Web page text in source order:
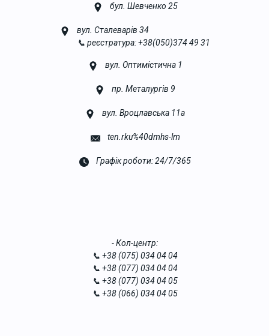
бул. Шевченко 25
вул. Сталеварів 34
📞 реєстратура: +38(050)374 49 31
вул. Оптимістична 1
пр. Металургів 9
вул. Вроцлавська 11а
ten.rku%40dmhs-lm
Графік роботи: 24/7/365
- Кол-центр:
📞 +38 (075) 034 04 04
📞 +38 (077) 034 04 04
📞 +38 (077) 034 04 05
📞 +38 (066) 034 04 05